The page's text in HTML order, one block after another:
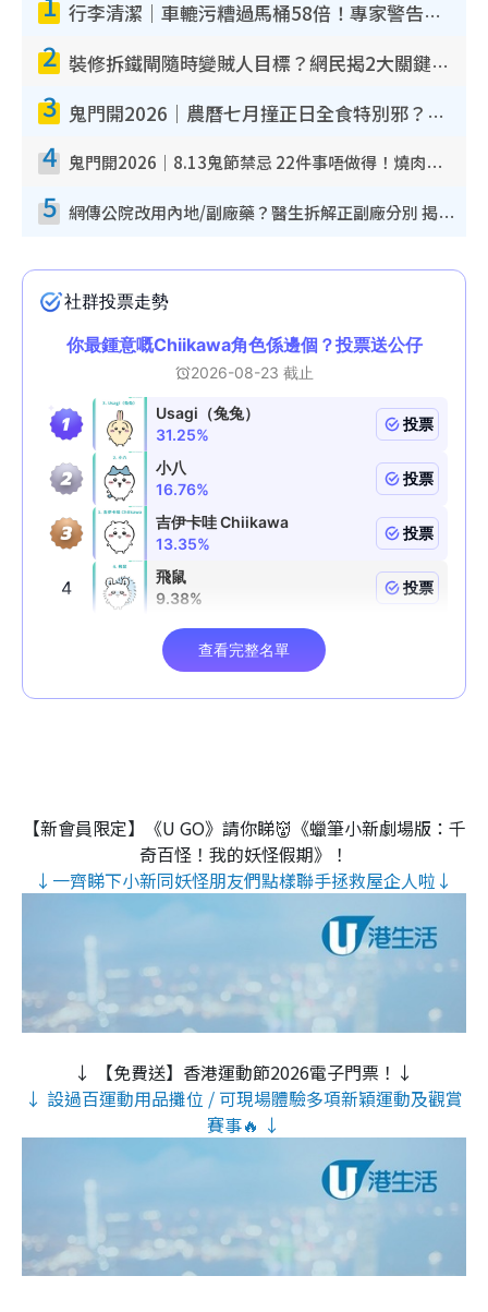
行李清潔｜車轆污糟過馬桶58倍！專家警告忌用酒精抹 教1招免污手除菌
2 裝修拆鐵閘隨時變賊人目標？網民揭2大關鍵用途：裝新式等於白裝？附新舊鐵閘分別
3 鬼門開2026｜農曆七月撞正日全食特別邪？專家警告切忌做一事！揭4大禁忌+2招保平安
4 鬼門開2026｜8.13鬼節禁忌 22件事唔做得！燒肉、刺身要少食？半夜勿吹口哨/打呢個電話
5 網傳公院改用內地/副廠藥？醫生拆解正副廠分別 揭4類人換藥隨時出事
【新會員限定】《U GO》請你睇👹《蠟筆小新劇場版：千
奇百怪！我的妖怪假期》！
↓一齊睇下小新同妖怪朋友們點樣聯手拯救屋企人啦↓
↓ 【免費送】香港運動節2026電子門票！↓
↓ 設過百運動用品攤位 / 可現場體驗多項新穎運動及觀賞
賽事🔥 ↓